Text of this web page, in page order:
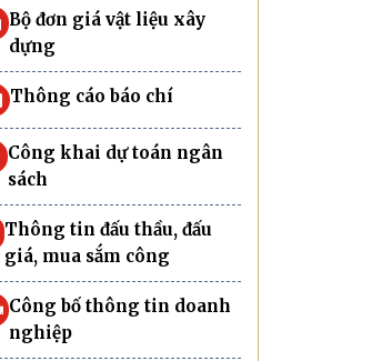
Bộ đơn giá vật liệu xây
dựng
Thông cáo báo chí
Công khai dự toán ngân
sách
Thông tin đấu thầu, đấu
giá, mua sắm công
Công bố thông tin doanh
nghiệp